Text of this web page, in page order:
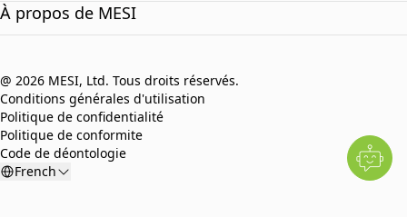
À propos de MESI
@ 2026 MESI, Ltd. Tous droits réservés.
Conditions générales d'utilisation
Politique de confidentialité
Politique de conformite
Code de déontologie
French